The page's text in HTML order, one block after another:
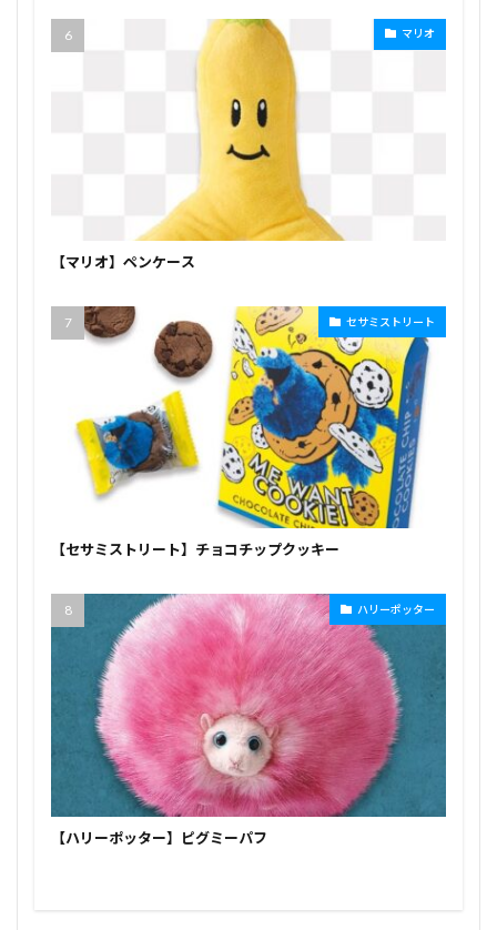
マリオ
【マリオ】ペンケース
セサミストリート
【セサミストリート】チョコチップクッキー
ハリーポッター
【ハリーポッター】ピグミーパフ